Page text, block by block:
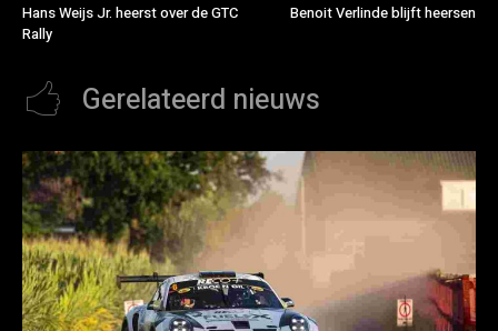
Hans Weijs Jr. heerst over de GTC
Rally
Benoit Verlinde blijft heersen
Gerelateerd nieuws